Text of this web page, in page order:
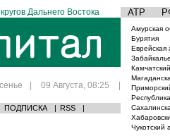
Дальнего Востока АТР
| 09 Августа, 08:25 |
ПОДПИСКА | RSS |
Амурская
Бурятия
Еврейская
Чукотский